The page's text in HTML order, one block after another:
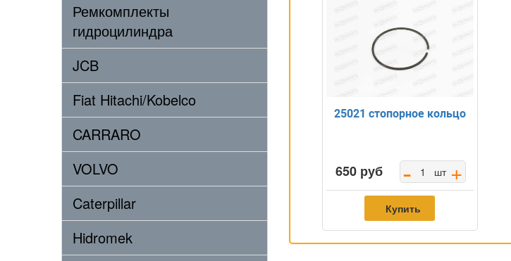
Ремкомплекты
гидроцилиндра
JCB
Fiat Hitachi/Kobelco
CARRARO
VOLVO
Caterpillar
Hidromek
25021 стопорное кольцо
650 руб - шт +
Купить